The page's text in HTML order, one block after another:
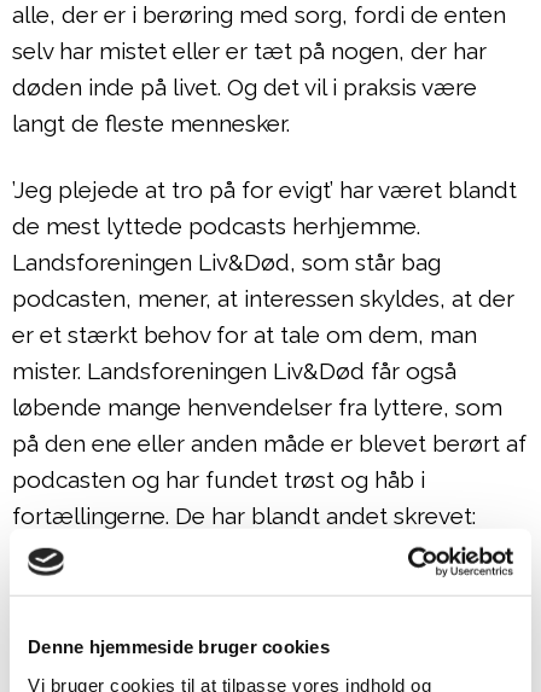
Denne hjemmeside bruger cookies
Vi bruger cookies til at tilpasse vores indhold og
alle, der er i berøring med sorg, fordi de enten
selv har mistet eller er tæt på nogen, der har
døden inde på livet. Og det vil i praksis være
langt de fleste mennesker.
’Jeg plejede at tro på for evigt’ har været blandt
de mest lyttede podcasts herhjemme.
Landsforeningen Liv&Død, som står bag
podcasten, mener, at interessen skyldes, at der
er et stærkt behov for at tale om dem, man
mister. Landsforeningen Liv&Død får også
løbende mange henvendelser fra lyttere, som
på den ene eller anden måde er blevet berørt af
podcasten og har fundet trøst og håb i
fortællingerne. De har blandt andet skrevet:
”Jeg har hørt næsten alle jeres afsnit i jeres gode
egen proces, efter jeg mistede tilbage i 2014.”